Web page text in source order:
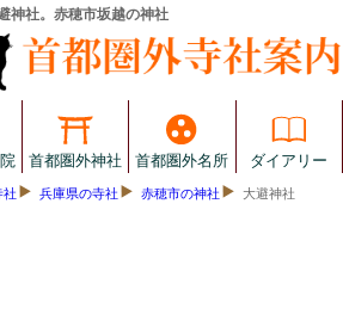
神社。赤穂市坂越の神社
首都圏外神社 首都圏外名所 ダイアリー
社 兵庫県の寺社 赤穂市の神社 大避神社